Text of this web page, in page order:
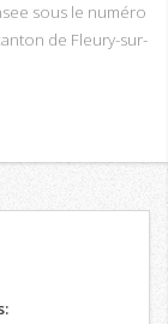
sous le numéro
de Fleury-sur-